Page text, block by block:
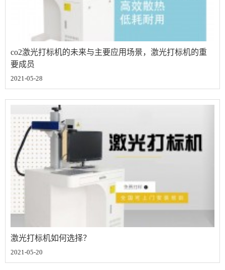
co2激光打标机的未来与主要应用场景，激光打标机的重
要成员
2021-05-28
激光打标机如何选择？
2021-05-20